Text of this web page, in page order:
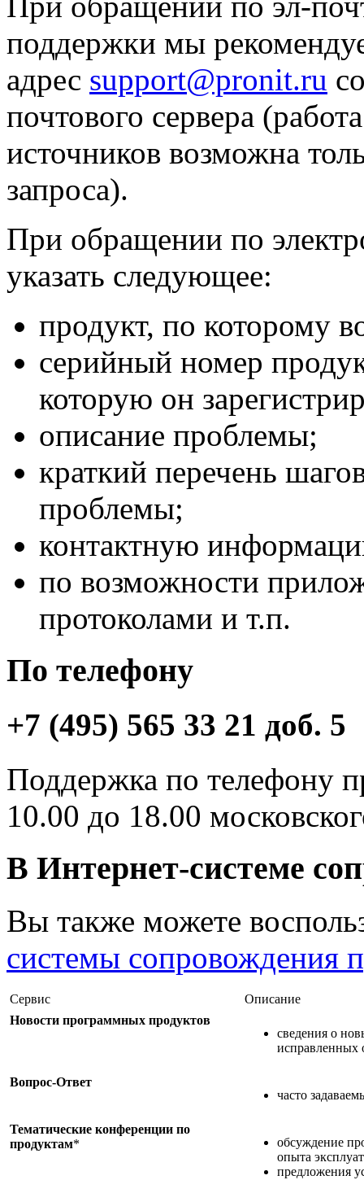
поддержки мы
адрес support@pronit.ru
почтового сервера
источников возможна
запроса).
При обращении по
указать следующее:
продукт, по которому
серийный номер
которую он
описание проблемы;
краткий перечень
проблемы;
контактную
по возможности
протоколами и т.п.
По телефону
+7 (495) 565 33 21 доб. 5
Поддержка по телефону
10.00 до 18.00
В Интернет-системе
Вы также можете
системы сопровождения
Сервис
Описание
Новости программных продуктов
сведения о
исправленных
Вопрос-Ответ
часто
Тематические конференции по
продуктам*
обсуждение
опыта
предложения